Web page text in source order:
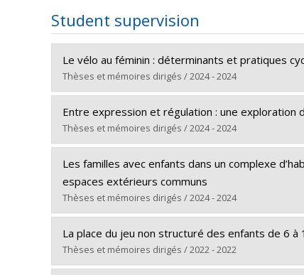
Student supervision
Le vélo au féminin : déterminants et pratiques
Thèses et mémoires dirigés / 2024 - 2024
Graduate :Dutra Dias Viola, Priscilla
Cycle : Doctoral
Grade :Ph. D.
Lien vers le document dans Papyrus
Entre expression et régulation : une
Thèses et mémoires dirigés / 2024 - 2024
Graduate : Melançon, Marie-Étienne
Cycle :Master's
Grade :M. Sc. A.
Lien vers le document dans Papyrus
Les familles avec enfants dans un complexe
espaces extérieurs communs
Thèses et mémoires dirigés / 2024 - 2024
Graduate : Ferrand, Sébastien
Cycle : Master's
Grade :M. Sc.
La place du jeu non structuré des enfants de 6
Thèses et mémoires dirigés / 2022 - 2022